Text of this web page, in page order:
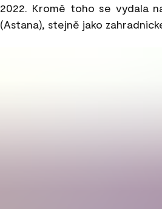
2022. Kromě toho se vydala
(Astana), stejně jako